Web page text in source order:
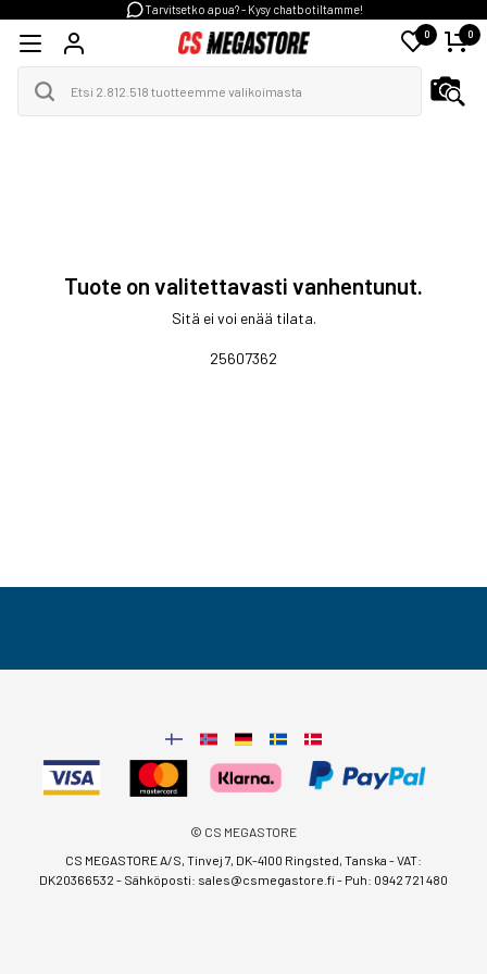
Tarvitsetko apua? - Kysy chatbotiltamme!
0 0
Tuote on valitettavasti vanhentunut.
Sitä ei voi enää tilata.
25607362
© CS MEGASTORE
CS MEGASTORE A/S, Tinvej 7, DK-4100 Ringsted, Tanska - VAT:
DK20366532 - Sähköposti: sales@csmegastore.fi- Puh: 0942 721 480